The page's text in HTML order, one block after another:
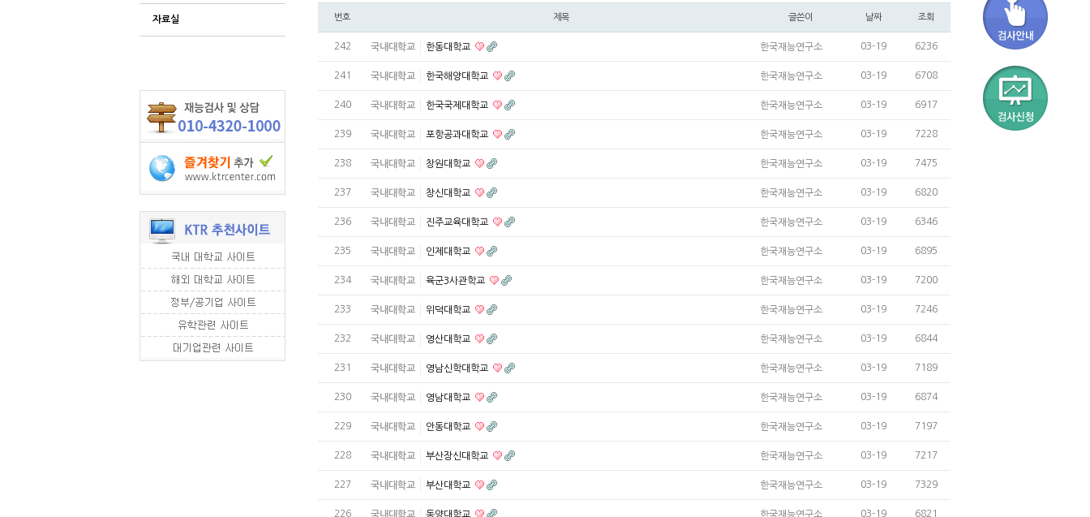
자료실 번호 제목 글쓴이 날짜 조회
242 국내대학교 한동대학교 한국재능연구소 03-19 6236
241 국내대학교 한국해양대학교 한국재능연구소 03-19 6708
240 국내대학교 한국국제대학교 한국재능연구소 03-19 6917
239 국내대학교 포항공과대학교 한국재능연구소 03-19 7228
238 국내대학교 창원대학교 한국재능연구소 03-19 7475
237 국내대학교 창신대학교 한국재능연구소 03-19 6820
236 국내대학교 진주교육대학교 한국재능연구소 03-19 6346
235 국내대학교 인제대학교 한국재능연구소 03-19 6895
234 국내대학교 육군3사관학교 한국재능연구소 03-19 7200
233 국내대학교 위덕대학교 한국재능연구소 03-19 7246
232 국내대학교 영산대학교 한국재능연구소 03-19 6844
231 국내대학교 영남신학대학교 한국재능연구소 03-19 7189
230 국내대학교 영남대학교 한국재능연구소 03-19 6874
229 국내대학교 안동대학교 한국재능연구소 03-19 7197
228 국내대학교 부산장신대학교 한국재능연구소 03-19 7217
227 국내대학교 부산대학교 한국재능연구소 03-19 7329
226 국내대학교 동양대학교 한국재능연구소 03-19 6821